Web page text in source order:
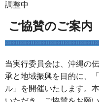
調整中
ご協賛のご案内
当実行委員会は、沖縄の
承と地域振興を目的に、
ル」を開催いたします。